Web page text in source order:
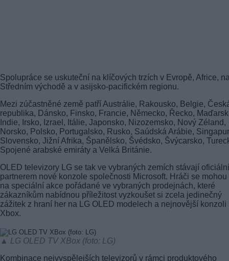
Spolupráce se uskuteční na klíčových trzích v Evropě, Africe,
Středním východě a v asijsko-pacifickém regionu.
Mezi zúčastněné země patří Austrálie, Rakousko, Belgie,
republika, Dánsko, Finsko, Francie, Německo, Řecko,
Indie, Irsko, Izrael, Itálie, Japonsko, Nizozemsko, Nový Zéland,
Norsko, Polsko, Portugalsko, Rusko, Saúdská Arábie,
Slovensko, Jižní Afrika, Španělsko, Švédsko, Švýcarsko,
Spojené arabské emiráty a Velká Británie.
OLED televizory LG se tak ve vybraných zemích stávají
partnerem nové konzole společnosti Microsoft. Hráči se mohou
na speciální akce pořádané ve vybraných prodejnách, které
zákazníkům nabídnou příležitost vyzkoušet si zcela jedinečný
zážitek z hraní her na LG OLED modelech a nejnovější konzoli
Xbox.
▲ LG OLED TV XBox (foto: LG)
Kombinace nejvyspělejších televizorů v rámci produktového